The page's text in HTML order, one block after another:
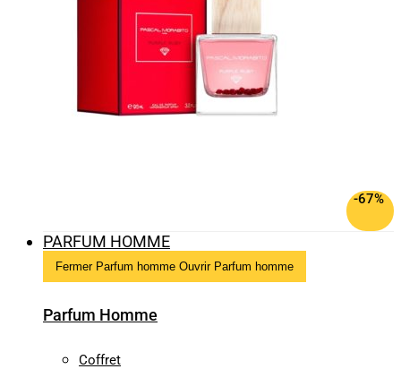
-67%
PARFUM HOMME
Fermer Parfum homme Ouvrir Parfum homme
Parfum Homme
Coffret